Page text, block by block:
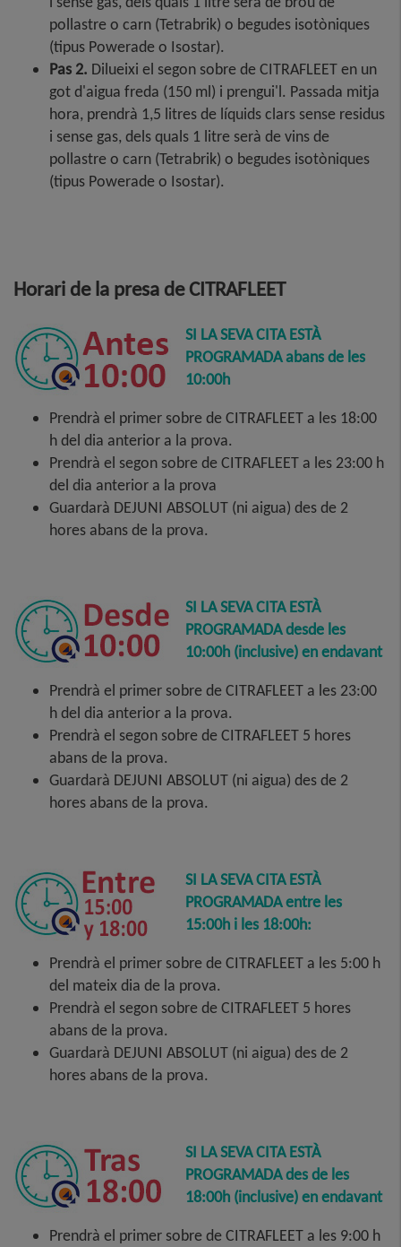
pollastre o carn (Tetrabrik) o begudes isotòniques
(tipus Powerade o Isostar).
Pas 2. Dilueixi el segon sobre de CITRAFLEET en un
got d'aigua freda (150 ml) i prengui'l. Passada mitja
hora, prendrà 1,5 litres de líquids clars sense residus
i sense gas, dels quals 1 litre serà de vins de
pollastre o carn (Tetrabrik) o begudes isotòniques
(tipus Powerade o Isostar).
Horari de la presa de CITRAFLEET
SI LA SEVA CITA ESTÀ
PROGRAMADA abans de les
10:00h
Prendrà el primer sobre de CITRAFLEET a les 18:00
h del dia anterior a la prova.
Prendrà el segon sobre de CITRAFLEET a les 23:00 h
del dia anterior a la prova
Guardarà DEJUNI ABSOLUT (ni aigua) des de 2
hores abans de la prova.
SI LA SEVA CITA ESTÀ
PROGRAMADAdesde les
10:00h (inclusive) en endavant
Prendrà el primer sobre de CITRAFLEET a les 23:00
h del dia anterior a la prova.
Prendrà el segon sobre de CITRAFLEET 5 hores
abans de la prova.
Guardarà DEJUNI ABSOLUT (ni aigua) des de 2
hores abans de la prova.
SI LA SEVA CITA ESTÀ
PROGRAMADAentre les
15:00h i les 18:00h:
Prendrà el primer sobre de CITRAFLEET a les 5:00 h
del mateix dia de la prova.
Prendrà el segon sobre de CITRAFLEET 5 hores
abans de la prova.
Guardarà DEJUNI ABSOLUT (ni aigua) des de 2
hores abans de la prova.
SI LA SEVA CITA ESTÀ
PROGRAMADAdes de les
18:00h (inclusive) en endavant
Prendrà el primer sobre de CITRAFLEET a les 9:00 h